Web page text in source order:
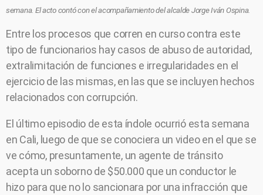
semana. El acto contó con el acompañamiento del alcalde Jorge Iván Ospina.
Entre los procesos que corren en curso contra este
tipo de funcionarios hay casos de abuso de autoridad,
extralimitación de funciones e irregularidades en el
ejercicio de las mismas, en las que se incluyen hechos
relacionados con corrupción.
El último episodio de esta índole ocurrió esta semana
en Cali, luego de que se conociera un video en el que se
ve cómo, presuntamente, un agente de tránsito
acepta un soborno de $50.000 que un conductor le
hizo para que no lo sancionara por una infracción que